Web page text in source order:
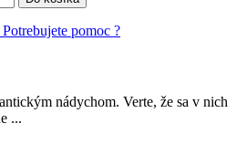
Potrebujete pomoc ?
nádychom. Verte, že sa v nich
...